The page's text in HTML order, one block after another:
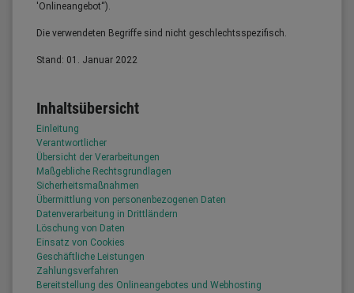
'Onlineangebot“).
Die verwendeten Begriffe sind nicht geschlechtsspezifisch.
Stand: 01. Januar 2022
Inhaltsübersicht
Einleitung
Verantwortlicher
Übersicht der Verarbeitungen
Maßgebliche Rechtsgrundlagen
Sicherheitsmaßnahmen
Übermittlung von personenbezogenen Daten
Datenverarbeitung in Drittländern
Löschung von Daten
Einsatz von Cookies
Geschäftliche Leistungen
Zahlungsverfahren
Bereitstellung des Onlineangebotes und Webhosting